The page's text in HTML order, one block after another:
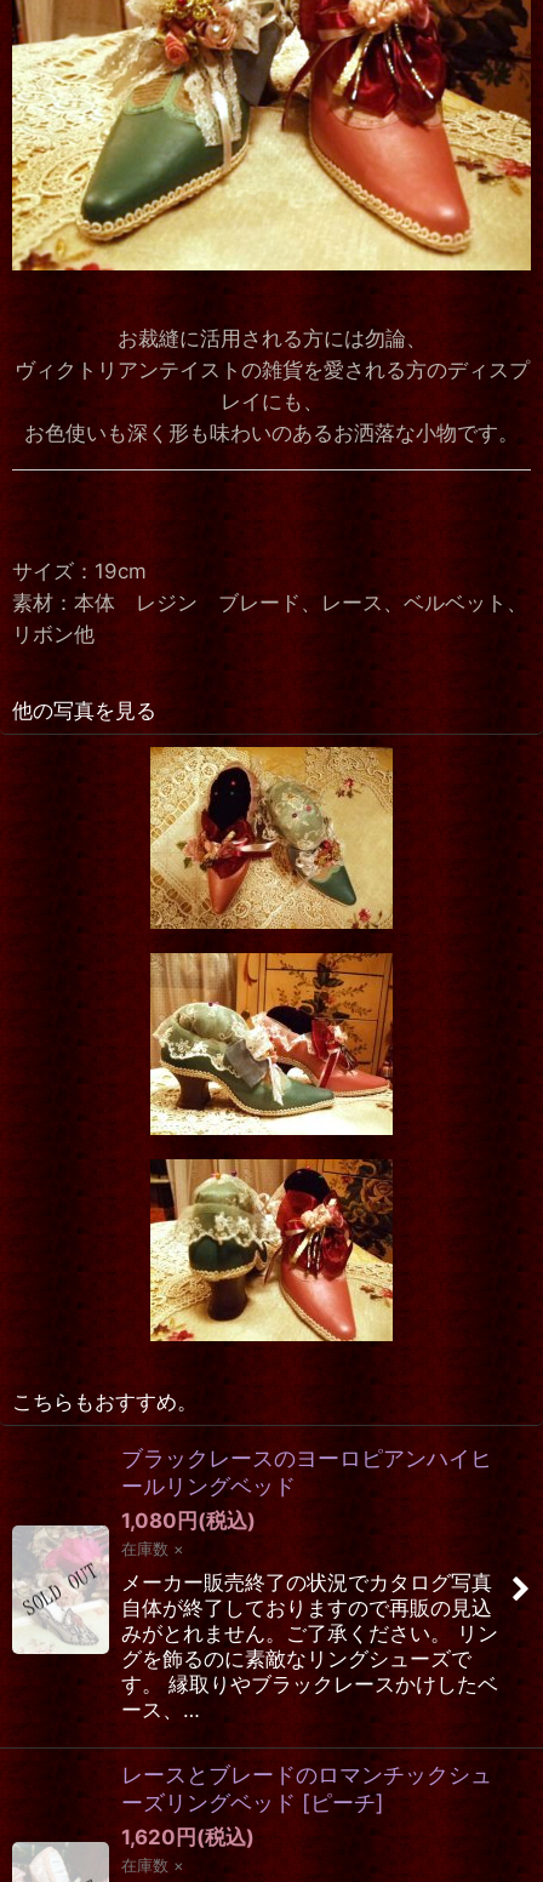
お裁縫に活用される方には勿論、
ヴィクトリアンテイストの雑貨を愛される方のディスプ
レイにも、
お色使いも深く形も味わいのあるお洒落な小物です。
サイズ：19cm
素材：本体 レジン ブレード、レース、ベルベット、
リボン他
他の写真を見る
こちらもおすすめ。
ブラックレースのヨーロピアンハイヒ
ールリングベッド
1,080円(税込)
在庫数 ×
メーカー販売終了の状況でカタログ写真
自体が終了しておりますので再販の見込
みがとれません。ご了承ください。 リン
グを飾るのに素敵なリングシューズで
す。 縁取りやブラックレースかけしたベ
ース、…
レースとブレードのロマンチックシュ
ーズリングベッド [ピーチ]
1,620円(税込)
在庫数 ×